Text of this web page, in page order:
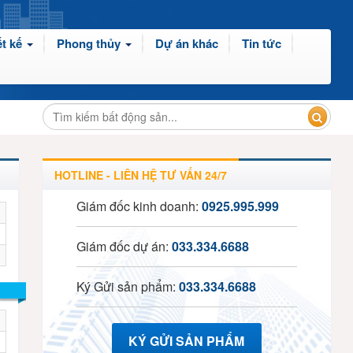
kế Phong thủy Dự án khác Tin tức
HOTLINE - LIÊN HỆ TƯ VẤN 24/7
Giám đốc kinh doanh: 0925.995.999
Giám đốc dự án: 033.334.6688
Ký Gửi sản phẩm: 033.334.6688
KÝ GỬI SẢN PHẨM